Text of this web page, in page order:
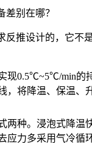
别在哪？
推设计的，它不
现0.5℃~5℃/min的
，将降温、保温、
两种。浸泡式降
应力多采用气冷循